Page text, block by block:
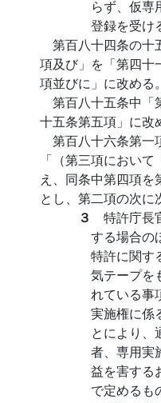
らず、仮専
登録を受け
第百八十四条の十
項及び」を「第四十
項並びに」に改める。
第百八十五条中「
十五条第五項」に改
第百八十六条第一
「（第三項におい
え、同条中第四項
とし、第二項の次に
３ 特許庁長
する場合の
特許に関す
気テープを
れている事
実施権に係
とにより、
者、専用実
益を害する
で定めるも